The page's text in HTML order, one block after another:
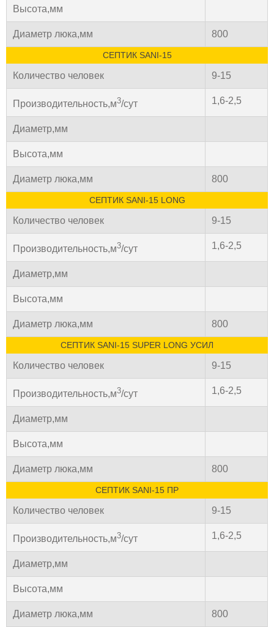
Высота,мм
Диаметр люка,мм 800
СЕПТИК SANI-15
Количество человек 9-15
Производительность,м3/сут 1,6-2,5
Диаметр,мм
Высота,мм
Диаметр люка,мм 800
СЕПТИК SANI-15 LONG
Количество человек 9-15
Производительность,м3/сут 1,6-2,5
Диаметр,мм
Высота,мм
Диаметр люка,мм 800
СЕПТИК SANI-15 SUPER LONG УСИЛ
Количество человек 9-15
Производительность,м3/сут 1,6-2,5
Диаметр,мм
Высота,мм
Диаметр люка,мм 800
СЕПТИК SANI-15 ПР
Количество человек 9-15
Производительность,м3/сут 1,6-2,5
Диаметр,мм
Высота,мм
Диаметр люка,мм 800